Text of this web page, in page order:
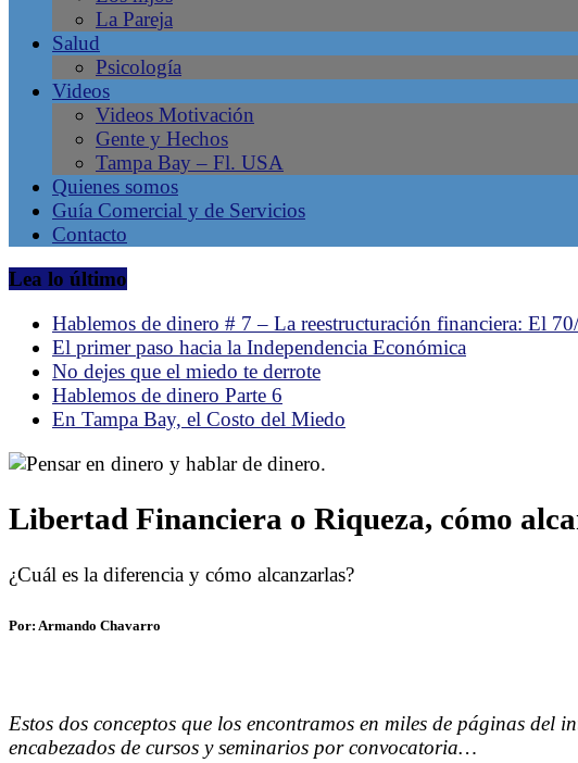
Tampa
Negocios
Latinos,
Revista
la
comunidad
hispana
Tampa,
Florida.
Emprendimiento
Latino.
La Pareja
Salud
Psicología
Videos
Videos Motivación
Gente y Hechos
Tampa Bay – Fl. USA
Quienes somos
Guía Comercial y de Servicios
Contacto
Lea lo último
Hablemos de dinero # 7 – La reestructuración financiera: El
El primer paso hacia la Independencia Económica
No dejes que el miedo te derrote
Hablemos de dinero Parte 6
En Tampa Bay, el Costo del Miedo
Libertad Financiera o Riqueza, cómo
¿Cuál es la diferencia y cómo alcanzarlas?
Por: Armando Chavarro
Estos dos conceptos que los encontramos en miles de páginas del
encabezados de cursos y seminarios por convocatoria…